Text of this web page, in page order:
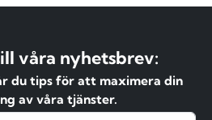
våra nyhetsbrev:
du tips för att maximera din
av våra tjänster.